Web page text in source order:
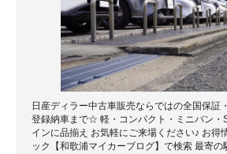
日産ディラー中古車販売ならではの全国保証
登録納車まで☆ 軽・コンパクト・ミニバン・
インに品揃え お気軽にご来場ください♪ お得
ック【和歌浦マイカーブログ】で検索 最寄